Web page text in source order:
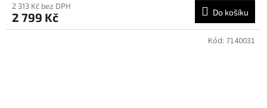
2 313 Kč bez DPH
2 799 Kč Do košíku
Kód: 7140031